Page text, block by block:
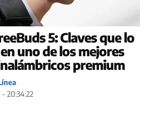
5: Claves que lo
uno de los mejores
premium
20:34:22